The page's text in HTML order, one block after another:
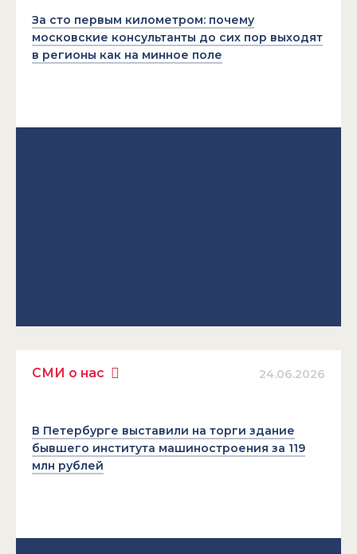
За сто первым километром: почему
московские консультанты до сих пор выходят
в регионы как на минное поле
СМИ о нас 24.06.2026
В Петербурге выставили на торги здание
бывшего института машиностроения за 119
млн рублей